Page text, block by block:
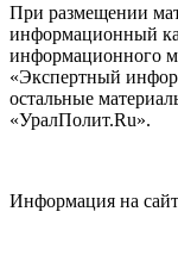
При размещении
информационный
информационного
«Экспертный
остальные
«УралПолит.Ru».
Информация на